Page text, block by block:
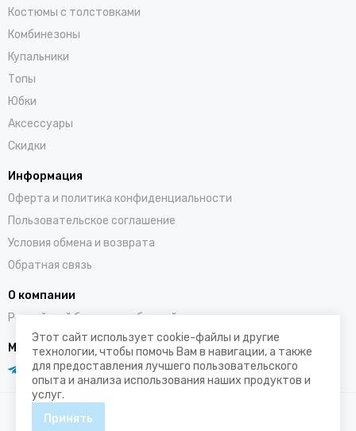
Костюмы с толстовками
Комбинезоны
Купальники
Топы
Юбки
Аксессуары
Скидки
Информация
Оферта и политика конфиденциальности
Пользовательское соглашение
Условия обмена и возврата
Обратная связь
О компании
Российский бренд полюбившийся во всем мире
Мы в социальных сетях
Этот сайт использует cookie-файлы и другие
технологии, чтобы помочь Вам в навигации, а также
для предоставления лучшего пользовательского
опыта и анализа использования наших продуктов и
услуг.
Принять